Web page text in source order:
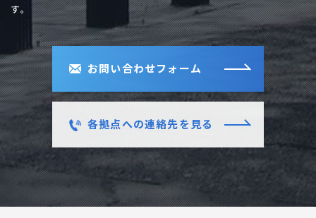
す。
お問い合わせフォーム
各拠点への連絡先を見る